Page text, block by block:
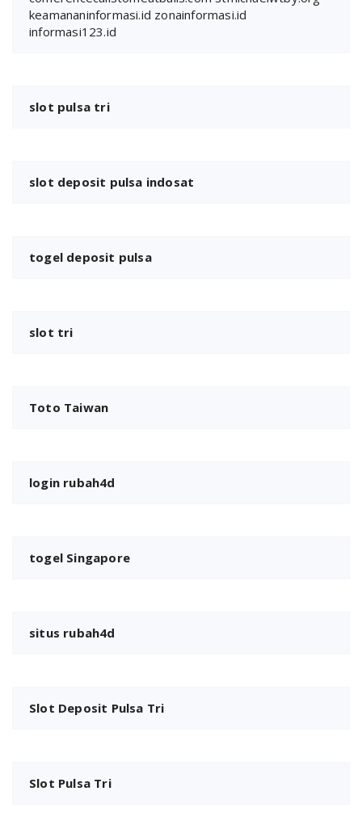
keamananinformasi.id zonainformasi.id
informasi123.id
slot pulsa tri
slot deposit pulsa indosat
togel deposit pulsa
slot tri
Toto Taiwan
login rubah4d
togel Singapore
situs rubah4d
Slot Deposit Pulsa Tri
Slot Pulsa Tri